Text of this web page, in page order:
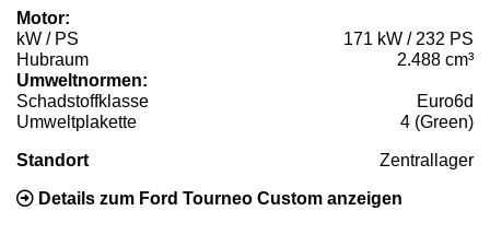
Motor:
kW / PS
171 kW / 232 PS
Hubraum
2.488 cm³
Umweltnormen:
Schadstoffklasse
Euro6d
Umweltplakette
4 (Green)
Standort Zentrallager
Details zum Ford Tourneo Custom anzeigen